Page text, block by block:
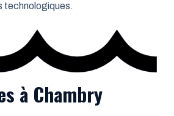
technologiques.
à Chambry